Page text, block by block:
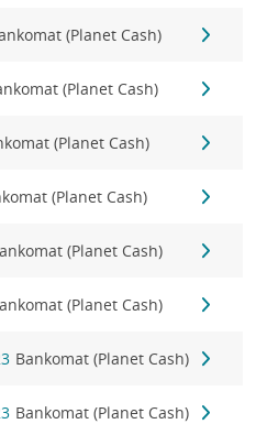
(Planet Cash)
(Planet Cash)
(Planet Cash)
(Planet Cash)
(Planet Cash)
(Planet Cash)
Bankomat (Planet Cash)
Bankomat (Planet Cash)